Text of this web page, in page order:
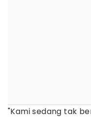
"Kami sedang tak